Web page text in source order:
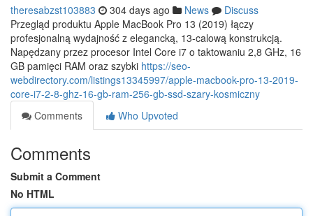
theresabzst103883 304 days ago News
Discuss
Przegląd produktu Apple MacBook Pro 13 (2019) łączy
profesjonalną wydajność z elegancką, 13-calową konstrukcją.
Napędzany przez procesor Intel Core i7 o taktowaniu 2,8 GHz, 16
GB pamięci RAM oraz szybki https://seo-
webdirectory.com/listings13345997/apple-macbook-pro-13-2019-
core-i7-2-8-ghz-16-gb-ram-256-gb-ssd-szary-kosmiczny
Comments
Who Upvoted
Comments
Submit a Comment
No HTML